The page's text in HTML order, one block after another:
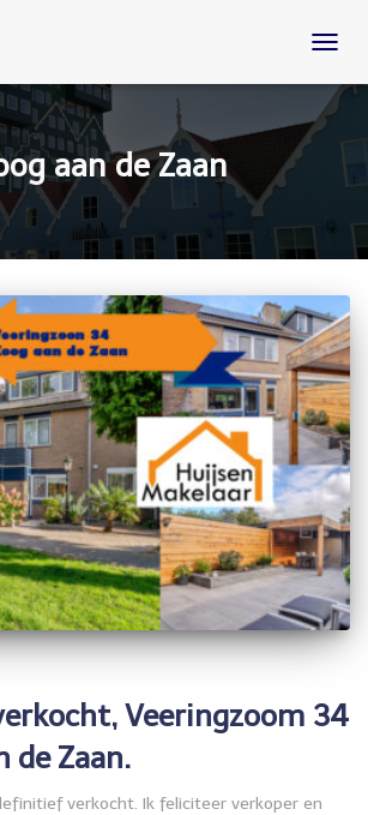
aan de Zaan
Veeringzoom 34
de Zaan.
verkocht. Ik feliciteer verkoper en